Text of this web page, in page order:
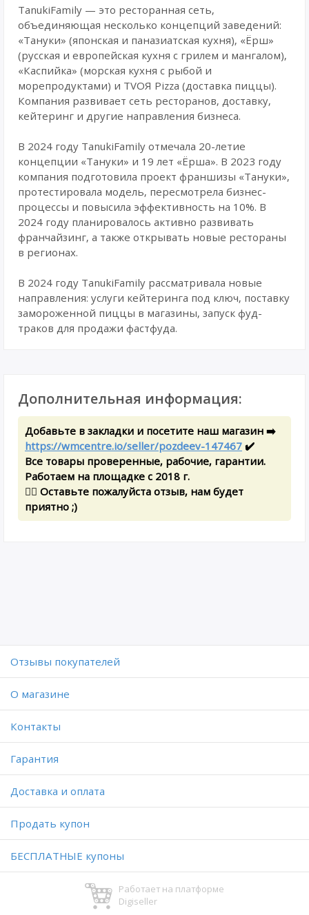
TanukiFamily — это ресторанная сеть,
объединяющая несколько концепций заведений:
«Тануки» (японская и паназиатская кухня), «Ёрш»
(русская и европейская кухня с грилем и мангалом),
«Каспийка» (морская кухня с рыбой и
морепродуктами) и TVOЯ Pizza (доставка пиццы).
Компания развивает сеть ресторанов, доставку,
кейтеринг и другие направления бизнеса.
В 2024 году TanukiFamily отмечала 20-летие
концепции «Тануки» и 19 лет «Ёрша». В 2023 году
компания подготовила проект франшизы «Тануки»,
протестировала модель, пересмотрела бизнес-
процессы и повысила эффективность на 10%. В
2024 году планировалось активно развивать
франчайзинг, а также открывать новые рестораны
в регионах.
В 2024 году TanukiFamily рассматривала новые
направления: услуги кейтеринга под ключ, поставку
замороженной пиццы в магазины, запуск фуд-
траков для продажи фастфуда.
Дополнительная информация:
Добавьте в закладки и посетите наш магазин ➡️
https://wmcentre.io/seller/pozdeev-147467 ✔️
Все товары проверенные, рабочие, гарантии.
Работаем на площадке с 2018 г.
✍🏻 Оставьте пожалуйста отзыв, нам будет
приятно ;)
Отзывы покупателей
O магазине
Контакты
Гарантия
Доставка и оплата
Продать купон
БЕСПЛАТНЫЕ купоны
Работает на платформе
Digiseller